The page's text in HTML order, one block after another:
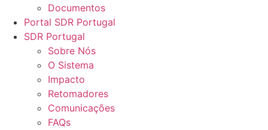
Documentos
Portal SDR Portugal
SDR Portugal
Sobre Nós
O Sistema
Impacto
Retomadores
Comunicações
FAQs